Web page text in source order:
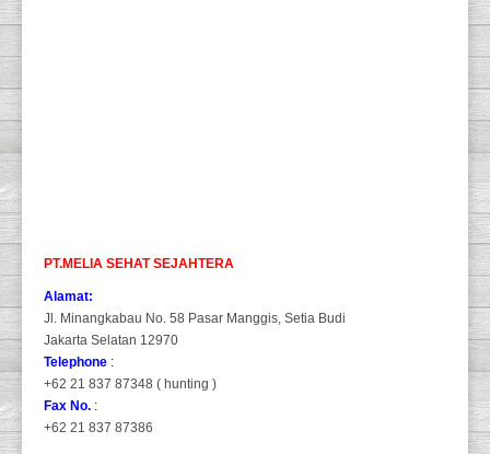
PT.MELIA SEHAT SEJAHTERA
Alamat:
Jl. Minangkabau No. 58 Pasar Manggis, Setia Budi
Jakarta Selatan 12970
Telephone :
+62 21 837 87348 ( hunting )
Fax No. :
+62 21 837 87386